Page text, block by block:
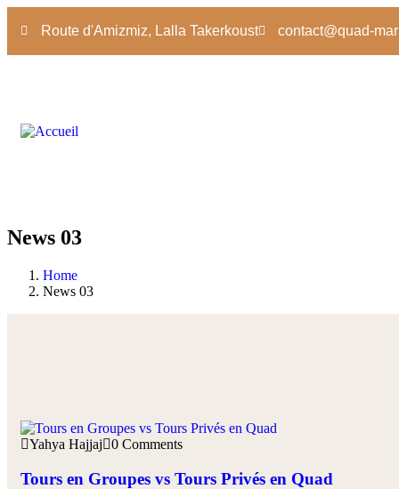
Route d'Amizmiz, Lalla Takerkoust contact@quad-
News 03
Home
News 03
Yahya Hajjaj 0 Comments
Tours en Groupes vs Tours Privés en Quad